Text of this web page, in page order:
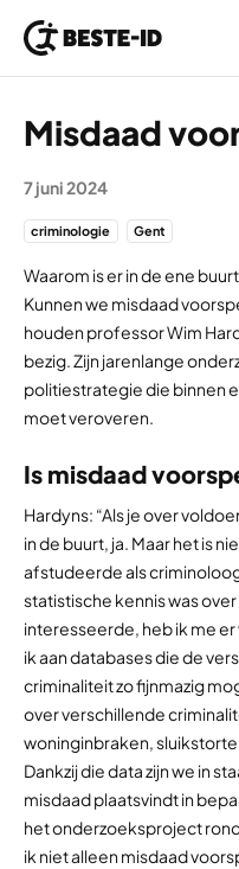
Misdaad
7 juni 2024
criminologie Gent
Waarom is er in de ene
Kunnen we misdaad
houden professor Wim
bezig. Zijn jarenlange
politiestrategie die binnen
moet veroveren.
Is misdaad
Hardyns: “Als je over
in de buurt, ja. Maar het is
afstudeerde als
statistische kennis was
interesseerde, heb ik me
ik aan databases die de
criminaliteit zo fijnmazig
over verschillende
woninginbraken,
Dankzij die data zijn we in
misdaad plaatsvindt in
het onderzoeksproject
ik niet alleen misdaad